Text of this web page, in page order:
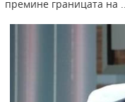
премине границата на